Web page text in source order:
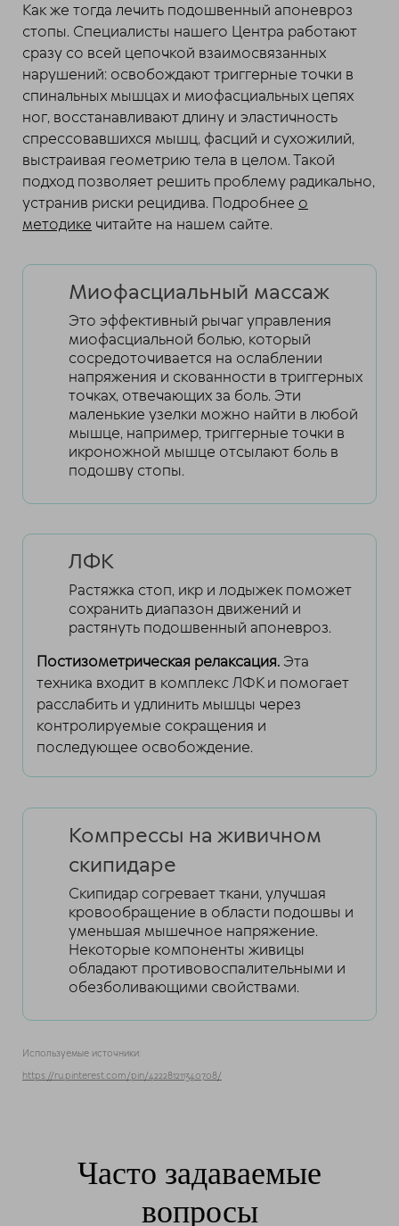
Как же тогда лечить подошвенный апоневроз
стопы. Специалисты нашего Центра работают
сразу со всей цепочкой взаимосвязанных
нарушений: освобождают триггерные точки в
спинальных мышцах и миофасциальных цепях
ног, восстанавливают длину и эластичность
спрессовавшихся мышц, фасций и сухожилий,
выстраивая геометрию тела в целом. Такой
подход позволяет решить проблему радикально,
устранив риски рецидива. Подробнее о
методике читайте на нашем сайте.
Миофасциальный массаж
Это эффективный рычаг управления
миофасциальной болью, который
сосредоточивается на ослаблении
напряжения и скованности в триггерных
точках, отвечающих за боль. Эти
маленькие узелки можно найти в любой
мышце, например, триггерные точки в
икроножной мышце отсылают боль в
подошву стопы.
ЛФК
Растяжка стоп, икр и лодыжек поможет
сохранить диапазон движений и
растянуть подошвенный апоневроз.
Постизометрическая релаксация. Эта
техника входит в комплекс ЛФК и помогает
расслабить и удлинить мышцы через
контролируемые сокращения и
последующее освобождение.
Компрессы на живичном
скипидаре
Скипидар согревает ткани, улучшая
кровообращение в области подошвы и
уменьшая мышечное напряжение.
Некоторые компоненты живицы
обладают противовоспалительными и
обезболивающими свойствами.
Используемые источники:
https://ru.pinterest.com/pin/422281211340708/
Часто задаваемые
вопросы